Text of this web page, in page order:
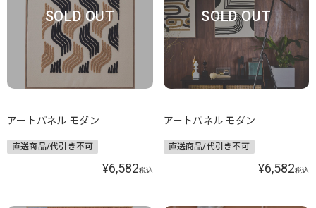
SOLD OUT
アートパネル モダン
直送商品/代引き不可
¥6,582税込
SOLD OUT
アートパネル モダン
直送商品/代引き不可
¥6,582税込